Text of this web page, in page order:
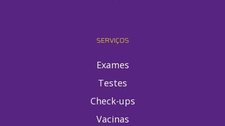
SERVIÇOS
Exames
Testes
Check-ups
Vacinas